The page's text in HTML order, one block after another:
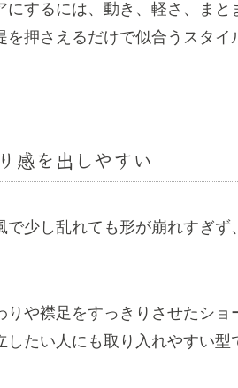
するには、動き、軽さ、まと
を押さえるだけで似合うスタ
感を出しやすい
少し乱れても形が崩れすぎ
りや襟足をすっきりさせたシ
たい人にも取り入れやすい型